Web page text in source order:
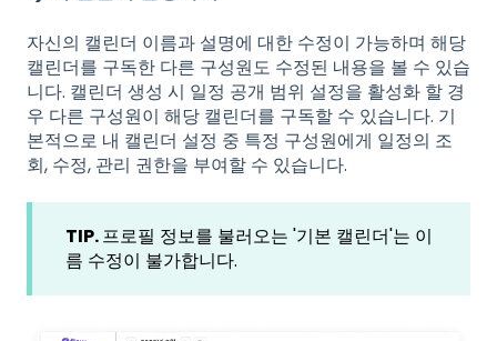
자신의 캘린더 이름과 설명에 대한 수정이 가능하며 해당
캘린더를 구독한 다른 구성원도 수정된 내용을 볼 수 있습
니다. 캘린더 생성 시 일정 공개 범위 설정을 활성화 할 경
우 다른 구성원이 해당 캘린더를 구독할 수 있습니다. 기
본적으로 내 캘린더 설정 중 특정 구성원에게 일정의 조
회, 수정, 관리 권한을 부여할 수 있습니다.
TIP.프로필 정보를 불러오는 '기본 캘린더'는 이
름 수정이 불가합니다.